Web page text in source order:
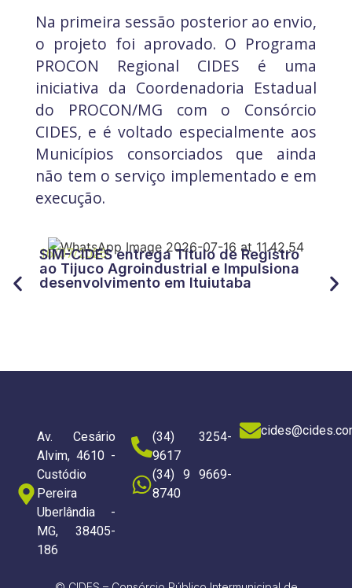
Na primeira sessão posterior ao envio,
o projeto foi aprovado. O Programa
PROCON Regional CIDES é uma
iniciativa da Coordenadoria Estadual
do PROCON/MG com o Consórcio
CIDES, e é voltado especialmente aos
Municípios consorciados que ainda
não tem o serviço implementado e em
execução.
16/07/2026
SIM-CIDES entrega Título de Registro
ao Tijuco Agroindustrial e Impulsiona
desenvolvimento em Ituiutaba
do
Av. Cesário
Alvim, 4610 -
Custódio
Pereira
Uberlândia -
MG, 38405-
186
(34) 3254-
9617
(34) 9 9669-
8740